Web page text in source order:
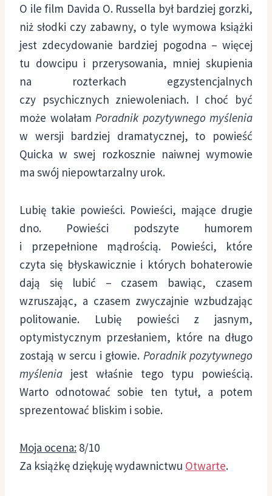
O ile film Davida O. Russella był bardziej gorzki,
niż słodki czy zabawny, o tyle wymowa książki
jest zdecydowanie bardziej pogodna – więcej
tu dowcipu i przerysowania, mniej skupienia
na rozterkach egzystencjalnych
czy psychicznych zniewoleniach. I choć być
może wolałam Poradnik pozytywnego myślenia
w wersji bardziej dramatycznej, to powieść
Quicka w swej rozkosznie naiwnej wymowie
ma swój niepowtarzalny urok.
Lubię takie powieści. Powieści, mające drugie
dno. Powieści podszyte humorem
i przepełnione mądrością. Powieści, które
czyta się błyskawicznie i których bohaterowie
dają się lubić – czasem bawiąc, czasem
wzruszając, a czasem zwyczajnie wzbudzając
politowanie. Lubię powieści z jasnym,
optymistycznym przesłaniem, które na długo
zostają w sercu i głowie. Poradnik pozytywnego
myślenia jest właśnie tego typu powieścią.
Warto odnotować sobie ten tytuł, a potem
sprezentować bliskim i sobie.
Moja ocena: 8/10
Za książkę dziękuję wydawnictwu Otwarte.